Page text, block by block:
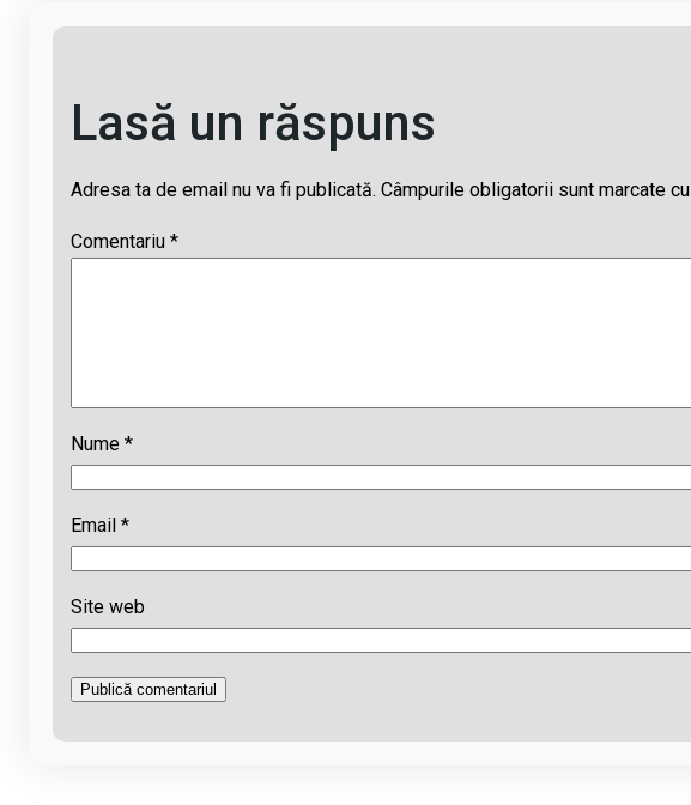
Lasă un răspuns
Adresa ta de email nu va fi publicată. Câmpurile obligatorii sunt marcate cu
Comentariu *
Nume *
Email *
Site web